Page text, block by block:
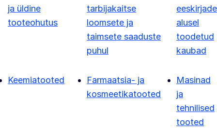
ja üldine
tooteohutus
tarbijakaitse
loomsete ja
taimsete saaduste
puhul
eeskirjade
alusel
toodetud
kaubad
Keemiatooted
Farmaatsia- ja
kosmeetikatooted
Masinad
ja
tehnilised
tooted